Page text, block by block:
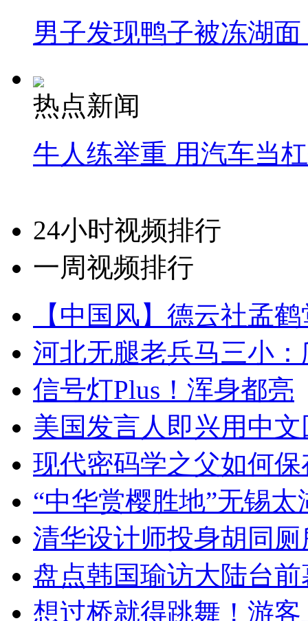
男子发现鸭子被冻湖
热点新闻
牛人练举重 用汽车当
24小时视频排行
一周视频排行
【中国风】德云社孟
河北无腿老兵马三小
信号灯Plus！浑身都亮
美国发言人即兴用中
现代密码学之父如何
“中华赏樱胜地”无锡
清华设计师投身胡同
盘点韩国瑜访大陆台
想过桥就得跳舞！游客